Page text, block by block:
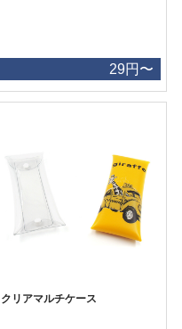
29円〜
クリアマルチケース